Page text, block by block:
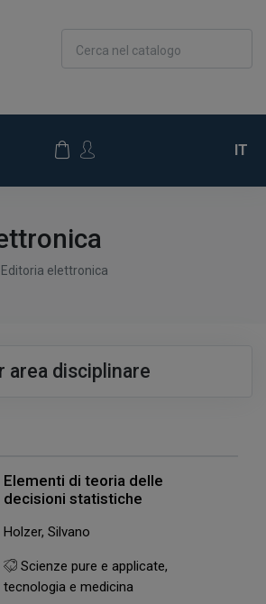
Cerca nel catalogo
IT
Editoria elettronica
area disciplinare
Elementi di teoria delle
decisioni statistiche
Holzer, Silvano
Scienze pure e applicate,
tecnologia e medicina